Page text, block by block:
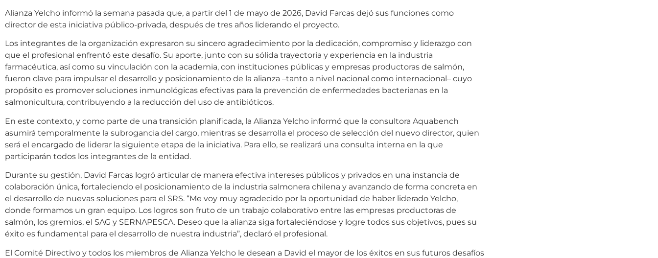
Alianza Yelcho informó la semana pasada que, a partir del 1 de mayo de 2026, David Farcas dejó sus funciones como
director de esta iniciativa público-privada, después de tres años liderando el proyecto.
Los integrantes de la organización expresaron su sincero agradecimiento por la dedicación, compromiso y liderazgo con
que el profesional enfrentó este desafío. Su aporte, junto con su sólida trayectoria y experiencia en la industria
farmacéutica, así como su vinculación con la academia, con instituciones públicas y empresas productoras de salmón,
fueron clave para impulsar el desarrollo y posicionamiento de la alianza –tanto a nivel nacional como internacional– cuyo
propósito es promover soluciones inmunológicas efectivas para la prevención de enfermedades bacterianas en la
salmonicultura, contribuyendo a la reducción del uso de antibióticos.
En este contexto, y como parte de una transición planificada, la Alianza Yelcho informó que la consultora Aquabench
asumirá temporalmente la subrogancia del cargo, mientras se desarrolla el proceso de selección del nuevo director, quien
será el encargado de liderar la siguiente etapa de la iniciativa. Para ello, se realizará una consulta interna en la que
participarán todos los integrantes de la entidad.
Durante su gestión, David Farcas logró articular de manera efectiva intereses públicos y privados en una instancia de
colaboración única, fortaleciendo el posicionamiento de la industria salmonera chilena y avanzando de forma concreta en
el desarrollo de nuevas soluciones para el SRS. “Me voy muy agradecido por la oportunidad de haber liderado Yelcho,
donde formamos un gran equipo. Los logros son fruto de un trabajo colaborativo entre las empresas productoras de
salmón, los gremios, el SAG y SERNAPESCA. Deseo que la alianza siga fortaleciéndose y logre todos sus objetivos, pues su
éxito es fundamental para el desarrollo de nuestra industria”, declaró el profesional.
El Comité Directivo y todos los miembros de Alianza Yelcho le desean a David el mayor de los éxitos en sus futuros desafíos